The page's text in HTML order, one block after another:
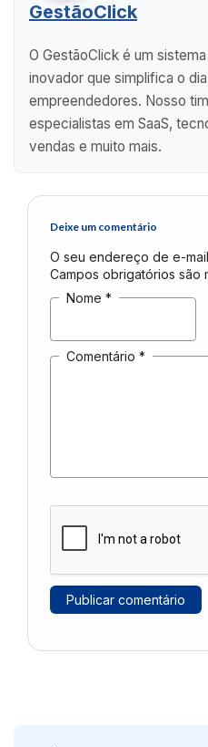
GestãoClick
O GestãoClick é um
inovador que simplifica o
empreendedores. Nosso
especialistas em SaaS,
vendas e muito mais.
Deixe um comentário
O seu endereço de e-
Campos obrigatórios são
Nome *
Comentário *